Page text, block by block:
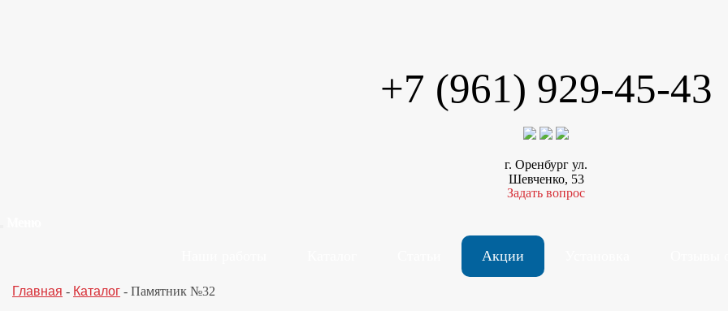
+7 (961) 929-45-43
г. Оренбург ул.
Шевченко, 53
Задать вопрос
Акции
Главная - Каталог - Памятник №32